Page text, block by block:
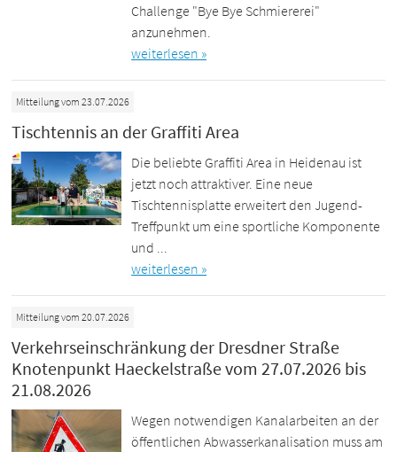
Challenge "Bye Bye Schmiererei"
anzunehmen.
weiterlesen »
Mitteilung vom 23.07.2026
Tischtennis an der Graffiti Area
Die beliebte Graffiti Area in Heidenau ist
jetzt noch attraktiver. Eine neue
Tischtennisplatte erweitert den Jugend-
Treffpunkt um eine sportliche Komponente
und ...
weiterlesen »
Mitteilung vom 20.07.2026
Verkehrseinschränkung der Dresdner Straße
Knotenpunkt Haeckelstraße vom 27.07.2026 bis
21.08.2026
Wegen notwendigen Kanalarbeiten an der
öffentlichen Abwasserkanalisation muss am